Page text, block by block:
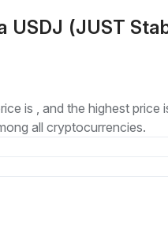
USDJ (JUST
is , and the highest price
all cryptocurrencies.